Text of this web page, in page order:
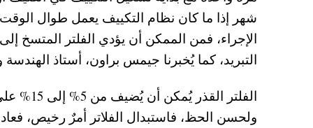
شهر إذا ما كان نظام التكييف يعمل طوال
الإجراء، فمن الممكن أن يؤدي الفلتر
التبريد، كما يُخبرنا جيمس براون، أستاذ
الفلتر